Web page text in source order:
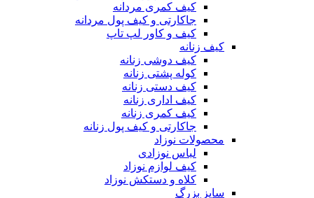
کیف کمری مردانه
جاکارتی و کیف پول مردانه
کیف و کاور لپ تاپ
کیف زنانه
کیف دوشی زنانه
کوله پشتی زنانه
کیف دستی زنانه
کیف اداری زنانه
کیف کمری زنانه
جاکارتی و کیف پول زنانه
محصولات نوزاد
لباس نوزادی
کیف لوازم نوزاد
کلاه و دستکش نوزاد
سایز بزرگ